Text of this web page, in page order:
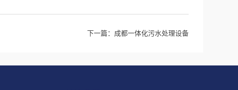
下一篇： 成都一体化污水处理设备